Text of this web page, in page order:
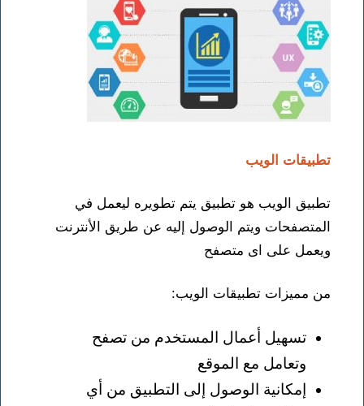
تطبيقات الويب
تطبيق الويب هو تطبيق يتم تطويره ليعمل في
المتصفحات ويتم الوصول إليه عن طريق الأنترنت
ويعمل على اى متصفح
من مميزات تطبيقات الويب:
تسهيل أعمال المستخدم من تصفح
وتعامل مع الموقع
إمكانية الوصول إلى التطبيق من أي